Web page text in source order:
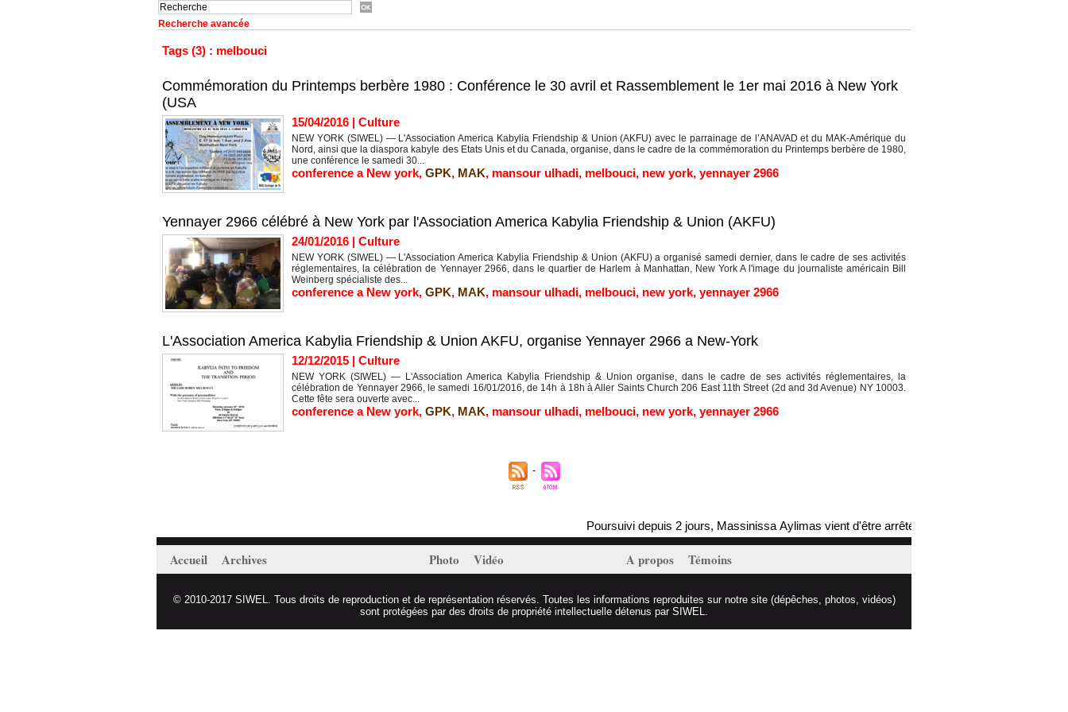
Recherche avancée
Tags (3) : melbouci
Commémoration du Printemps berbère 1980 : Conférence le 30 avril et Rassemblement le 1er mai 2016 à New York
(USA
15/04/2016 | Culture
NEW YORK (SIWEL) — L'Association America Kabylia Friendship & Union (AKFU) avec le parrainage de l’ANAVAD et du MAK-Amérique du
Nord, ainsi que la diaspora kabyle des Etats Unis et du Canada, organise, dans le cadre de la commémoration du Printemps berbère de 1980,
une conférence le samedi 30...
conference a New york, GPK, MAK, mansour ulhadi, melbouci, new york, yennayer 2966
Yennayer 2966 célébré à New York par l'Association America Kabylia Friendship & Union (AKFU)
24/01/2016 | Culture
NEW YORK (SIWEL) — L'Association America Kabylia Friendship & Union (AKFU) a organisé samedi dernier, dans le cadre de ses activités
réglementaires, la célébration de Yennayer 2966, dans le quartier de Harlem à Manhattan, New York A l'image du journaliste américain Bill
Weinberg spécialiste des...
conference a New york, GPK, MAK, mansour ulhadi, melbouci, new york, yennayer 2966
L'Association America Kabylia Friendship & Union AKFU, organise Yennayer 2966 a New-York
12/12/2015 | Culture
NEW YORK (SIWEL) — L'Association America Kabylia Friendship & Union organise, dans le cadre de ses activités réglementaires, la
célébration de Yennayer 2966, le samedi 16/01/2016, de 14h à 18h à Aller Saints Church 206 East 11th Street (2d and 3d Avenue) NY 10003.
Cette fête sera ouverte avec...
conference a New york, GPK, MAK, mansour ulhadi, melbouci, new york, yennayer 2966
Poursuivi depuis 2 jours, Massinissa Aylimas vient d'être arrêté par les autorités coloniales
Accueil Archives Photo Vidéo A propos Témoins
© 2010-2017 SIWEL. Tous droits de reproduction et de représentation réservés. Toutes les informations reproduites sur notre site (dépêches, photos, vidéos)
sont protégées par des droits de propriété intellectuelle détenus par SIWEL.